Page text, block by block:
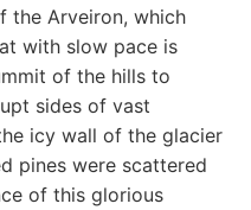
the Arveiron, which
with slow pace is
of the hills to
sides of vast
icy wall of the glacier
pines were scattered
of this glorious